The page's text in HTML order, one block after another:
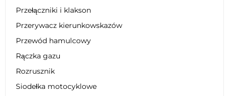
Przełączniki i klakson
Przerywacz kierunkowskazów
Przewód hamulcowy
Rączka gazu
Rozrusznik
Siodełka motocyklowe